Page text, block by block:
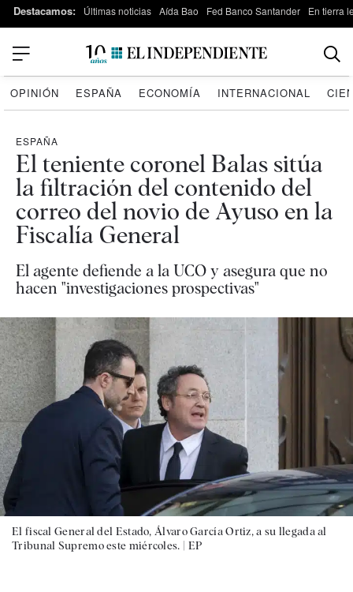
Destacamos: Últimas noticias Aída Bao Fed Banco Santander En tierra
OPINIÓN ESPAÑA ECONOMÍA INTERNACIONAL
ESPAÑA
El teniente coronel Balas sitúa
la filtración del contenido del
correo del novio de Ayuso en la
Fiscalía General
El agente defiende a la UCO y asegura que no
hacen "investigaciones prospectivas"
El fiscal General del Estado, Álvaro García Ortiz, a su llegada al
Tribunal Supremo este miércoles. | EP